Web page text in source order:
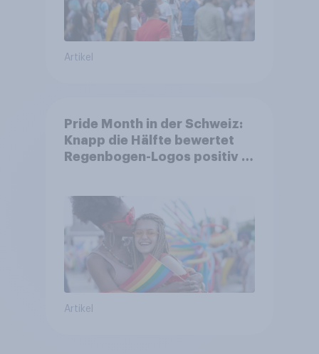
Artikel
Pride Month in der Schweiz:
Knapp die Hälfte bewertet
Regenbogen-Logos positiv –
Artikel